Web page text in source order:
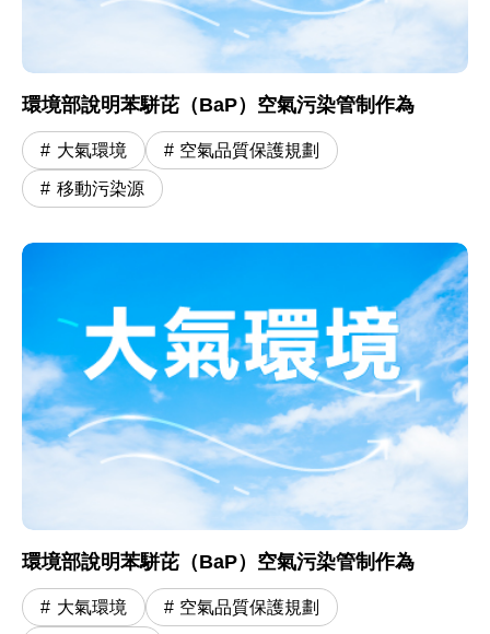
環境部說明苯駢芘（BaP）空氣污染管制作為
大氣環境 空氣品質保護規劃
移動污染源
環境部說明苯駢芘（BaP）空氣污染管制作為
大氣環境 空氣品質保護規劃